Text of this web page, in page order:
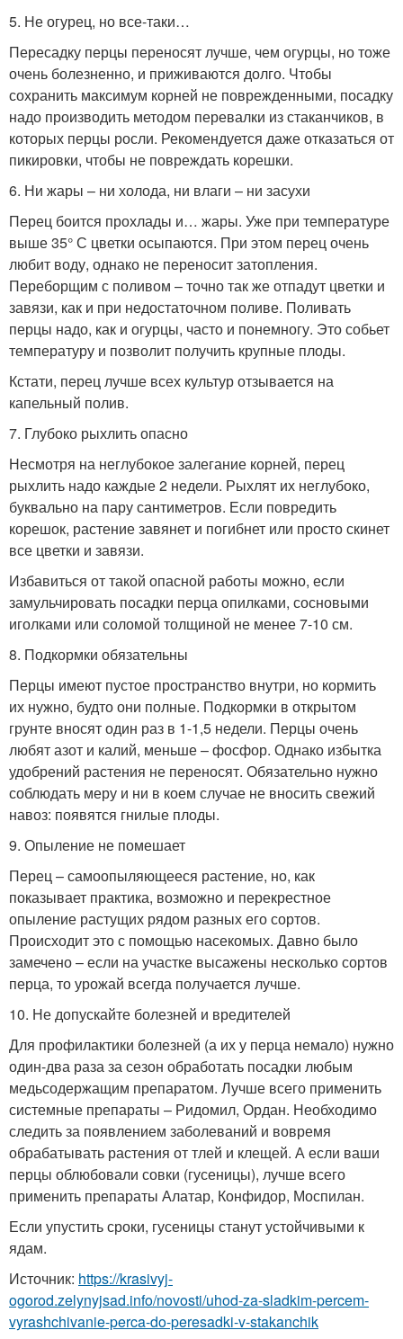
5. Не огурец, но все-таки…
Пересадку перцы переносят лучше, чем огурцы, но тоже
очень болезненно, и приживаются долго. Чтобы
сохранить максимум корней не поврежденными, посадку
надо производить методом перевалки из стаканчиков, в
которых перцы росли. Рекомендуется даже отказаться от
пикировки, чтобы не повреждать корешки.
6. Ни жары – ни холода, ни влаги – ни засухи
Перец боится прохлады и… жары. Уже при температуре
выше 35° С цветки осыпаются. При этом перец очень
любит воду, однако не переносит затопления.
Переборщим с поливом – точно так же отпадут цветки и
завязи, как и при недостаточном поливе. Поливать
перцы надо, как и огурцы, часто и понемногу. Это собьет
температуру и позволит получить крупные плоды.
Кстати, перец лучше всех культур отзывается на
капельный полив.
7. Глубоко рыхлить опасно
Несмотря на неглубокое залегание корней, перец
рыхлить надо каждые 2 недели. Рыхлят их неглубоко,
буквально на пару сантиметров. Если повредить
корешок, растение завянет и погибнет или просто скинет
все цветки и завязи.
Избавиться от такой опасной работы можно, если
замульчировать посадки перца опилками, сосновыми
иголками или соломой толщиной не менее 7-10 см.
8. Подкормки обязательны
Перцы имеют пустое пространство внутри, но кормить
их нужно, будто они полные. Подкормки в открытом
грунте вносят один раз в 1-1,5 недели. Перцы очень
любят азот и калий, меньше – фосфор. Однако избытка
удобрений растения не переносят. Обязательно нужно
соблюдать меру и ни в коем случае не вносить свежий
навоз: появятся гнилые плоды.
9. Опыление не помешает
Перец – самоопыляющееся растение, но, как
показывает практика, возможно и перекрестное
опыление растущих рядом разных его сортов.
Происходит это с помощью насекомых. Давно было
замечено – если на участке высажены несколько сортов
перца, то урожай всегда получается лучше.
10. Не допускайте болезней и вредителей
Для профилактики болезней (а их у перца немало) нужно
один-два раза за сезон обработать посадки любым
медьсодержащим препаратом. Лучше всего применить
системные препараты – Ридомил, Ордан. Необходимо
следить за появлением заболеваний и вовремя
обрабатывать растения от тлей и клещей. А если ваши
перцы облюбовали совки (гусеницы), лучше всего
применить препараты Алатар, Конфидор, Моспилан.
Если упустить сроки, гусеницы станут устойчивыми к
ядам.
Источник: https://krasivyj-
ogorod.zelynyjsad.info/novosti/uhod-za-sladkim-percem-
vyrashchivanie-perca-do-peresadki-v-stakanchik